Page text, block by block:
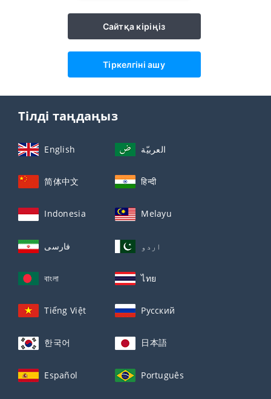
Сайтқа кіріңіз
Тіркелгіні ашу
Тілді таңдаңыз
English العربيّة
简体中文 हिन्दी
Indonesia Melayu
فارسی اردو
বাংলা ไทย
Tiếng Việt Русский
한국어 日本語
Español Português